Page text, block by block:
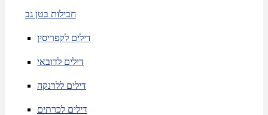
חבילות בטן גב
דילים לקפריסין
דילים לדובאי
דילים ללרנקה
דילים לכרתים